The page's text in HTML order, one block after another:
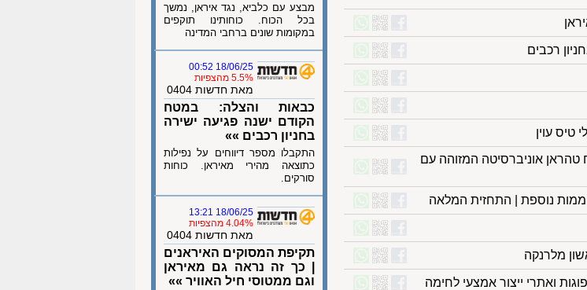
רכבים
עוין
טהראן אוניברסיטה המזוהה עם
נוספת | התחזית המלאה
מלרנקה
ואתרי ייצור אמצעי לחימה
מבצע עם כלביא, נגד איראן, נמשך
בכל הכוח. כוחותינו תוקפים
במקומות שונים ברחבי המדינה
18/06/25 00:52
5.5% מהצפיות
מאת חדשות 0404
כבאות והצלה: במטח
הקודם ישנה פגיעה ישירה
בחניון רכבים »»
התקבלו מספר דיווחים על נפילות
כתוצאה מהירי מאיראן. כוחות
סורקים.
18/06/25 13:21
4.04% מהצפיות
מאת חדשות 0404
תקיפת המסוקים האיראנים
| כך זה נראה גם מאיראן
וגם ממטוסי חיל האוויר »»